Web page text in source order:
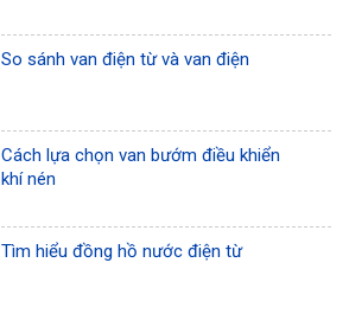
So sánh van điện từ và van điện
Cách lựa chọn van bướm điều khiển
khí nén
Tìm hiểu đồng hồ nước điện từ